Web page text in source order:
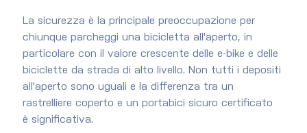
La sicurezza è la principale preoccupazione per
chiunque parcheggi una bicicletta all'aperto, in
particolare con il valore crescente delle e-bike e delle
biciclette da strada di alto livello. Non tutti i depositi
all'aperto sono uguali e la differenza tra un
rastrelliere coperto e un portabici sicuro certificato
è significativa.